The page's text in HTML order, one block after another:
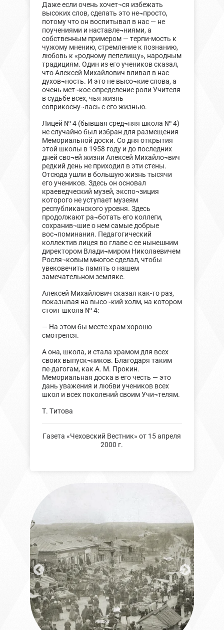
Даже если очень хочет¬ся избежать
высоких слов, сделать это не¬просто,
потому что он воспитывал в нас — не
поучениями и наставле¬ниями, а
собственным примером — терпи-мость к
чужому мнению, стремление к познанию,
любовь к «родному пепелищу», народным
традициям. Один из его учеников сказал,
что Алексей Михайлович вливал в нас
духов¬ность. И это не высо¬кие слова, а
очень мет¬кое определение роли Учителя
в судьбе всех, чья жизнь
соприкосну¬лась с его жизнью.
Лицей № 4 (бывшая сред¬няя школа № 4)
не случайно был избран для размещения
Мемориальной доски. Со дня открытия
этой школы в 1958 году и до последних
дней сво¬ей жизни Алексей Михайло¬вич
редкий день не приходил в эти стены.
Отсюда ушли в большую жизнь тысячи
его учеников. Здесь он основал
краеведческий музей, экспо¬зиция
которого не уступает музеям
республиканского уровня. Здесь
продолжают ра¬ботать его коллеги,
сохранив¬шие о нем самые добрые
вос¬поминания. Педагогический
коллектив лицея во главе с ее нынешним
директором Влади¬миром Николаевичем
Росля¬ковым многое сделал, чтобы
увековечить память о нашем
замечательном земляке.
Алексей Михайлович сказал как-то раз,
показывая на высо¬кий холм, на котором
стоит школа № 4:
— На этом бы месте храм хорошо
смотрелся.
А она, школа, и стала храмом для всех
своих выпуск¬ников. Благодаря таким
пе-дагогам, как А. М. Прокин.
Мемориальная доска в его честь — это
дань уважения и любви учеников всех
школ и всех поколений своим Учи¬телям.
Т. Титова
Газета «Чеховский Вестник» от 15 апреля
2000 г.